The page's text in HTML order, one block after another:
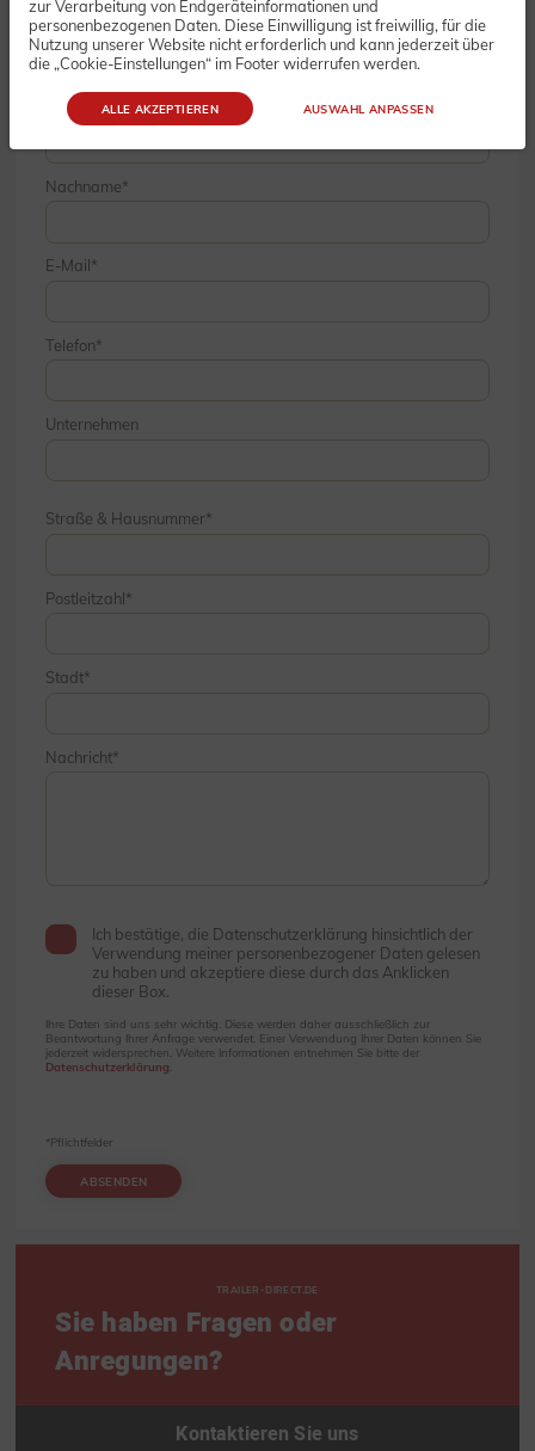
Vorname
Nachname
E-Mail
Telefon
Unternehmen
Straße & Hausnummer
Postleitzahl
Stadt
Nachricht
Ich bestätige, die Datenschutzerklärung hinsichtlich der
Verwendung meiner personenbezogener Daten gelesen
zu haben und akzeptiere diese durch das Anklicken
dieser Box.
Ihre Daten sind uns sehr wichtig. Diese werden daher ausschließlich zur
Beantwortung Ihrer Anfrage verwendet. Einer Verwendung Ihrer Daten können Sie
jederzeit widersprechen. Weitere Informationen entnehmen Sie bitte der
Datenschutzerklärung
ABSENDEN
*Pflichtfelder
TRAILER-DIRECT.DE
Sie haben Fragen oder
Anregungen?
Kontaktieren Sie uns
zur Verarbeitung von Endgeräteinformationen und
personenbezogenen Daten. Diese Einwilligung ist freiwillig, für die
Nutzung unserer Website nicht erforderlich und kann jederzeit über
die „Cookie-Einstellungen“ im Footer widerrufen werden.
ALLE AKZEPTIEREN AUSWAHL ANPASSEN